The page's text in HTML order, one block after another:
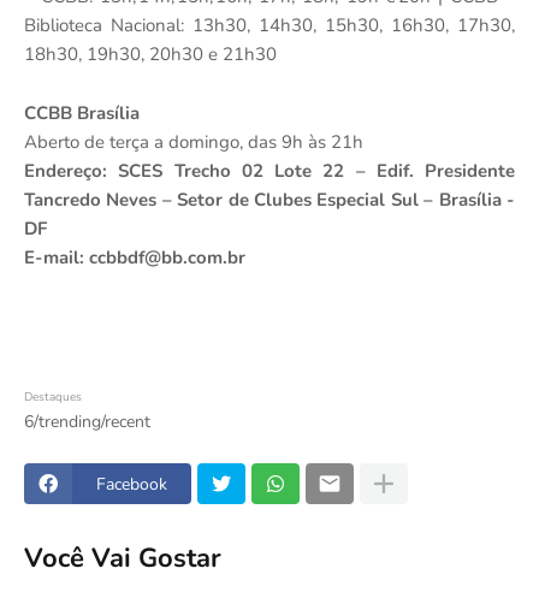
Biblioteca Nacional: 13h30, 14h30, 15h30, 16h30, 17h30,
18h30, 19h30, 20h30 e 21h30
CCBB Brasília
Aberto de terça a domingo, das 9h às 21h
Endereço: SCES Trecho 02 Lote 22 – Edif. Presidente
Tancredo Neves – Setor de Clubes Especial Sul – Brasília -
DF
E-mail: ccbbdf@bb.com.br
Destaques
6/trending/recent
Facebook
Você Vai Gostar